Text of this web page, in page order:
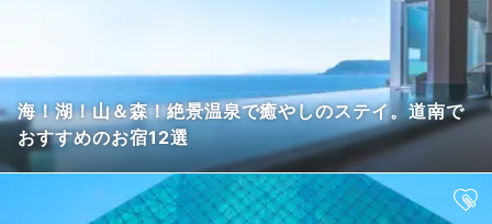
海！湖！山＆森！絶景温泉で癒やしのステイ。道南で
おすすめのお宿12選